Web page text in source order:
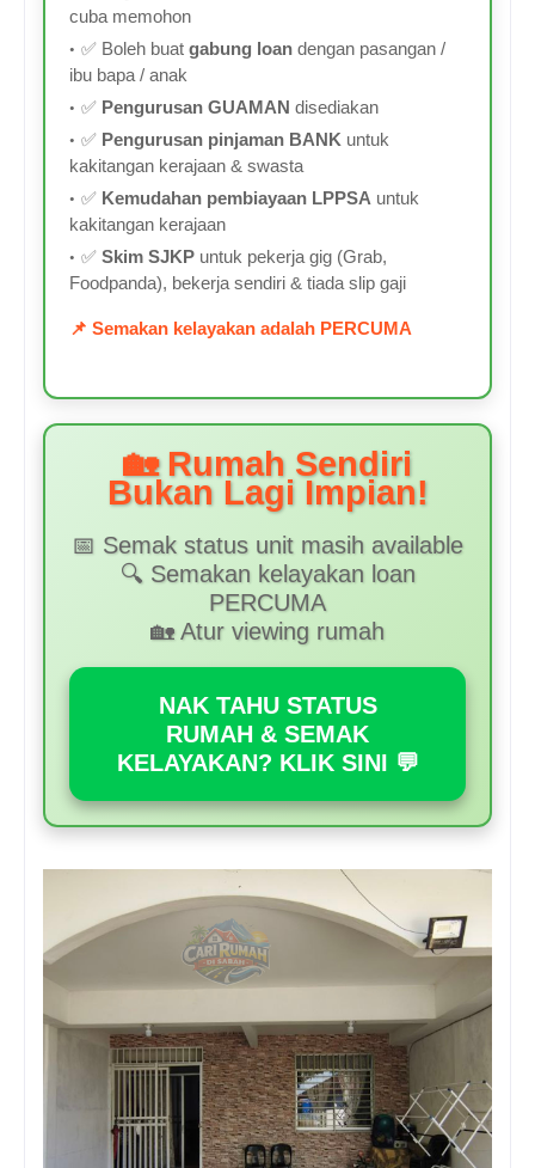
cuba memohon
✅ Boleh buat gabung loan dengan pasangan /
ibu bapa / anak
✅ Pengurusan GUAMAN disediakan
✅ Pengurusan pinjaman BANK untuk
kakitangan kerajaan & swasta
✅ Kemudahan pembiayaan LPPSA untuk
kakitangan kerajaan
✅ Skim SJKP untuk pekerja gig (Grab,
Foodpanda), bekerja sendiri & tiada slip gaji
📌 Semakan kelayakan adalah PERCUMA
🏡 Rumah Sendiri
Bukan Lagi Impian!
📅 Semak status unit masih available
🔍 Semakan kelayakan loan
PERCUMA
🏡 Atur viewing rumah
NAK TAHU STATUS
RUMAH & SEMAK
KELAYAKAN? KLIK SINI 💬